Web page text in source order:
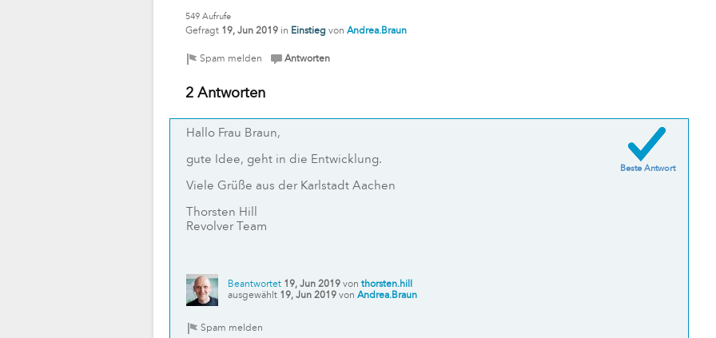
549 Aufrufe
Gefragt 19, Jun 2019 in Einstieg von Andrea.Braun
2 Antworten
Beste Antwort
Hallo Frau Braun,
gute Idee, geht in die Entwicklung.
Viele Grüße aus der Karlstadt Aachen
Thorsten Hill
Revolver Team
Beantwortet 19, Jun 2019 von thorsten.hill
ausgewählt 19, Jun 2019 von Andrea.Braun